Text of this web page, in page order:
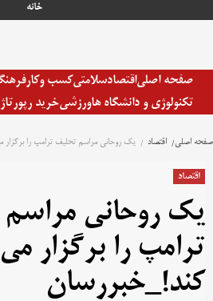
خانه
صفحه اصلیاقتصادسلامتیکسب وکار
تکنولوژی و دانشگاه هاورزشیخرید رپورتاژ
صفحه اصلی اقتصاد یک روحانی مراسم تحلیف ترامپ را برگزار
اقتصاد
یک روحانی
ترامپ را برگزار می
کند!_خبررسان